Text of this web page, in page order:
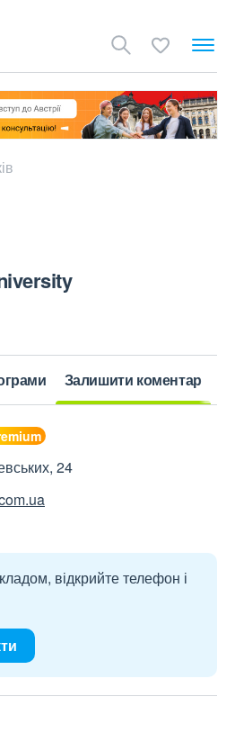
Залишити коментар
24
відкрийте телефон і